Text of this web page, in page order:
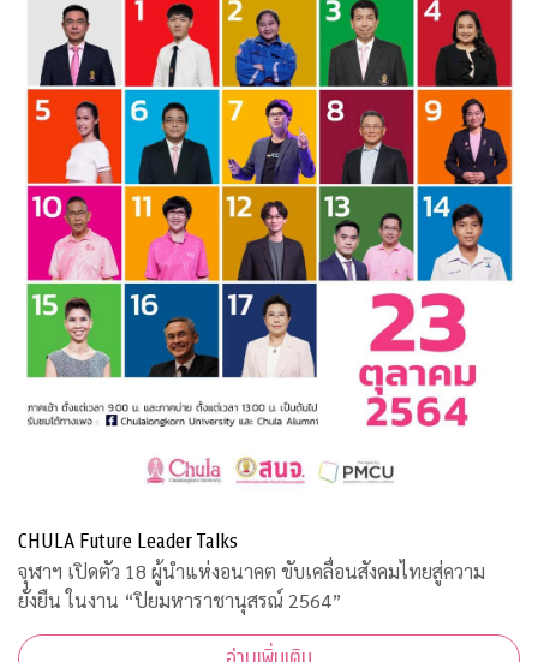
CHULA Future Leader Talks
จุฬาฯ เปิดตัว 18 ผู้นำแห่งอนาคต ขับเคลื่อนสังคมไทยสู่ความ
ยั่งยืน ในงาน “ปิยมหาราชานุสรณ์ 2564”